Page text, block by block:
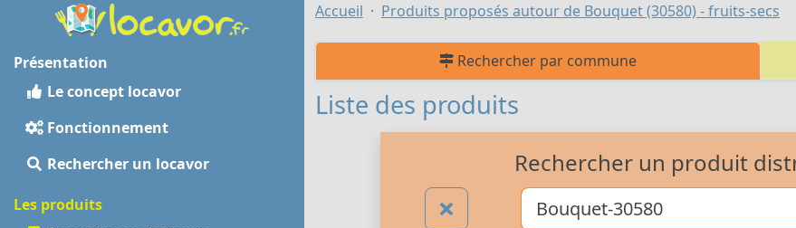
Présentation
Le concept locavor
Fonctionnement
Rechercher un locavor
Les produits
Accueil Produits proposés autour de Bouquet (30580) - fruits-secs
Rechercher par commune
Liste des produits
Rechercher un produit